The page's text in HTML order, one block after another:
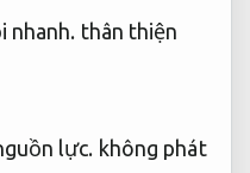
nhanh. thân thiện
lực. không phát